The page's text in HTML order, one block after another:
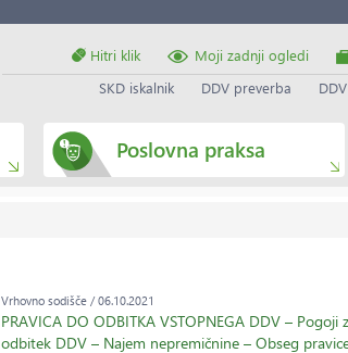
Hitri klik Moji zadnji ogledi
SKD iskalnik
DDV preverba
Poslovna praksa
Vrhovno sodišče / 06.10.2021
PRAVICA DO ODBITKA VSTOPNEGA DDV – Pogoji
odbitek DDV – Najem nepremičnine – Obseg